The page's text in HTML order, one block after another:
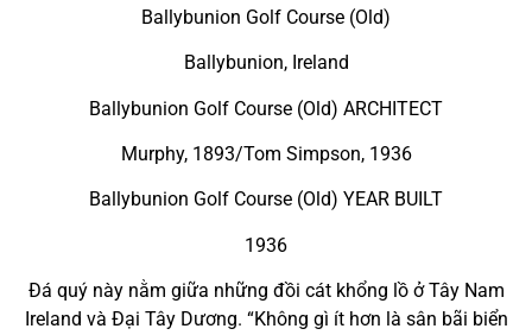
Ballybunion Golf Course (Old)
Ballybunion, Ireland
Ballybunion Golf Course (Old) ARCHITECT
Murphy, 1893/Tom Simpson, 1936
Ballybunion Golf Course (Old) YEAR BUILT
1936
Đá quý này nằm giữa những đồi cát khổng lồ ở Tây Nam
Ireland và Đại Tây Dương. “Không gì ít hơn là sân bãi biển